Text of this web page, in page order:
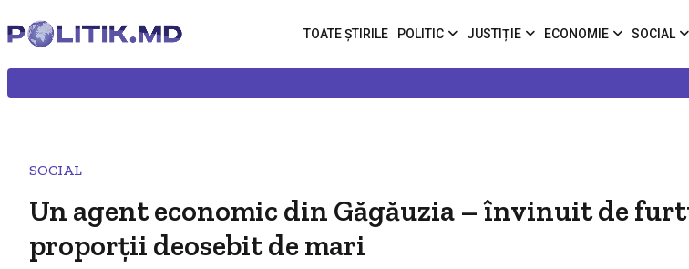
TOATE ȘTIRILE POLITIC JUSTIȚIE ECONOMIE SOCIAL
SOCIAL
Un agent economic din Găgăuzia – învinuit de
proporţii deosebit de mari